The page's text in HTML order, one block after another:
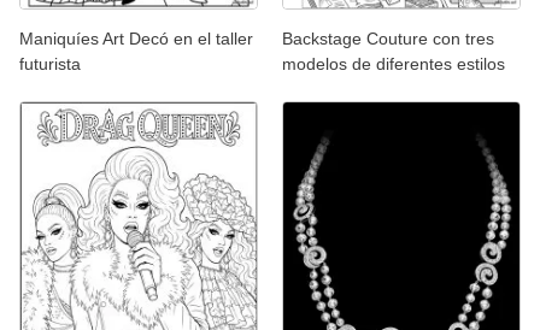
Maniquíes Art Decó en el taller
futurista
Backstage Couture con tres
modelos de diferentes estilos